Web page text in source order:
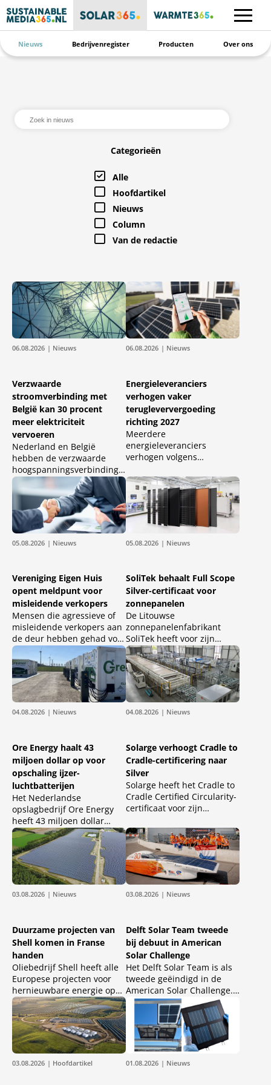
Nieuws Bedrijvenregister Producten Over ons
06.08.2026 | Nieuws
Verzwaarde
stroomverbinding met
België kan 30 procent
meer elektriciteit
vervoeren
Nederland en België
hebben de verzwaarde
hoogspanningsverbinding
Brabo III in de haven van
Antwerpen officieel
geopend. De verbinding
moet het Belgische
elektriciteitsnet rond de
haven versterken en meer
uitwisseling van stroom
mogelijk maken.
06.08.2026 | Nieuws
Energieleveranciers
verhogen vaker
terugleververgoeding
richting 2027
Meerdere
energieleveranciers
verhogen volgens
terugleververgoeding voor
zonnestroom in aanloop
naar 2027. Van een brede
omslag is nog geen sprake:
bij tien van de zeventien
energiecontracten blijft na
per teruggeleverde
kilowattuur over.
05.08.2026 | Nieuws
Vereniging Eigen Huis
opent meldpunt voor
misleidende verkopers
Mensen die agressieve of
misleidende verkopers aan
de deur hebben gehad voor
de verduurzaming van hun
woning kunnen dat nu
aangeven bij een
meldpunt. Vereniging Eigen
Huis wil de problemen met
het meldpunt beter in kaart
brengen.
05.08.2026 | Nieuws
SoliTek behaalt Full Scope
Silver-certificaat voor
zonnepanelen
De Litouwse
zonnepanelenfabrikant
SoliTek heeft voor zijn
SOLID-zonnepanelen het
certificaat Cradle to Cradle
Certified Full Scope Silver
behaald. Het certificaat is
afgegeven volgens versie 4.
04.08.2026 | Nieuws
Ore Energy haalt 43
miljoen dollar op voor
opschaling ijzer-
luchtbatterijen
Het Nederlandse
opslagbedrijf Ore Energy
heeft 43 miljoen dollar
opgehaald in een eerste
investeringsronde voor de
groeifase van het bedrijf.
Met de investering wil het
bedrijf de productie van
zijn ijzer-luchtbatterijen
naar een hoger niveau
04.08.2026 | Nieuws
Solarge verhoogt Cradle to
Cradle-certificering naar
Silver
Solarge heeft het Cradle to
Cradle Certified Circularity-
certificaat voor zijn
van Bronze naar Silver. De
nieuwe certificering geldt
sinds 28 mei 2026 voor de
Solo M10 en Solo M10 Ultra
Low Carbon.
03.08.2026 | Nieuws
Duurzame projecten van
Shell komen in Franse
handen
Oliebedrijf Shell heeft alle
Europese projecten voor
hernieuwbare energie op
het vasteland verkocht. Het
Franse bedrijf Total
Energies neemt de
projecten over. De
projecten die worden
overgenomen zijn onder
meer gevestigd in Italië,
03.08.2026 | Nieuws
Delft Solar Team tweede
bij debuut in American
Solar Challenge
Het Delft Solar Team is als
tweede geëindigd in de
American Solar Challenge.
De studenten van de TU
Delft kregen met zonneauto
Nuna 13S in totaal 2.535,5
officiële mijl toegekend,
omgerekend ongeveer 4.
03.08.2026 | Hoofdartikel 01.08.2026 | Nieuws
Categorieën
Alle
Hoofdartikel
Nieuws
Column
Van de redactie